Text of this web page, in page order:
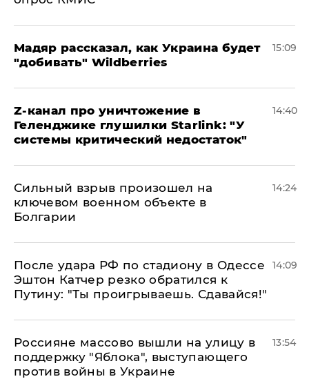
Мадяр рассказал, как Украина будет
"добивать" Wildberries
15:09
Z-канал про уничтожение в
Геленджике глушилки Starlink: "У
системы критический недостаток"
14:40
Сильный взрыв произошел на
ключевом военном объекте в
Болгарии
14:24
После удара РФ по стадиону в Одессе
Эштон Катчер резко обратился к
Путину: "Ты проигрываешь. Сдавайся!"
14:09
Россияне массово вышли на улицу в
поддержку "Яблока", выступающего
против войны в Украине
13:54